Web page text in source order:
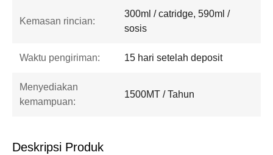
Kemasan rincian:
300ml / catridge, 590ml /
sosis
Waktu pengiriman: 15 hari setelah deposit
Menyediakan
kemampuan:
1500MT / Tahun
Deskripsi Produk